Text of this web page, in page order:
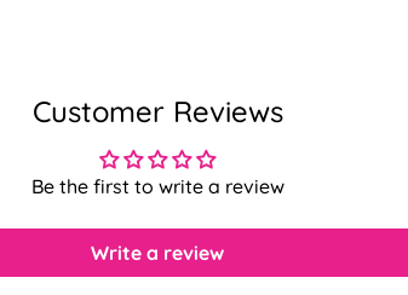
Customer Reviews
Be the first to write a review
Write a review